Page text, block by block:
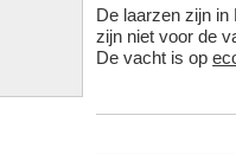
De laarzen zijn in
zijn niet voor de
De vacht is op